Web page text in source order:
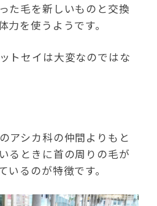
た毛を新しいものと交換
力を使うようです。
トセイは大変なのではな
アシカ科の仲間よりもと
るときに首の周りの毛が
いるのが特徴です。